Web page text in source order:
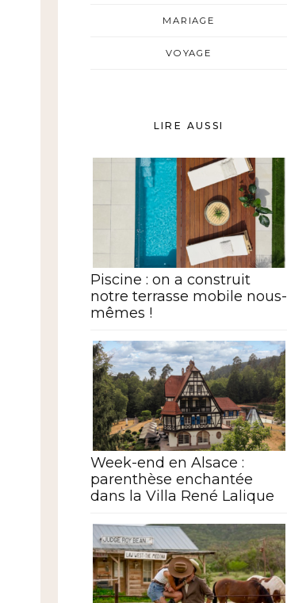
MARIAGE
VOYAGE
LIRE AUSSI
Piscine : on a construit
notre terrasse mobile nous-
mêmes !
Week-end en Alsace :
parenthèse enchantée
dans la Villa René Lalique